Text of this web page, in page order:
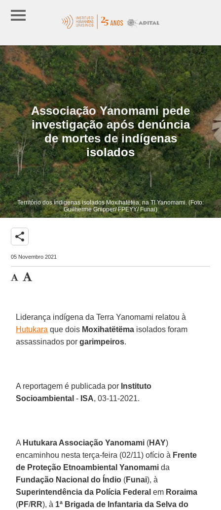
Associação Yanomami pede
investigação após denúncia
de mortes de indígenas
isolados
Território dos índigenas isolados Moxihatëtëa, na TI Yanomami. (Foto:
Guilherme Gnipper/ FPEYY/ Funai)
share
05 Novembro 2021
Liderança indígena da Terra Yanomami relatou à
Hutukara que dois Moxihatëtëma isolados foram
assassinados porgarimpeiros.
A reportagem é publicada por Instituto
Socioambiental - ISA, 03-11-2021.
A Hutukara Associação Yanomami (HAY)
encaminhou nesta terça-feira (02/11) ofício à Frente
de Proteção Etnoambiental Yanomami da
Fundação Nacional do Índio (Funai), à
Superintendência da Polícia Federal em Roraima
(PF/RR), à 1ª Brigada de Infantaria da Selva do